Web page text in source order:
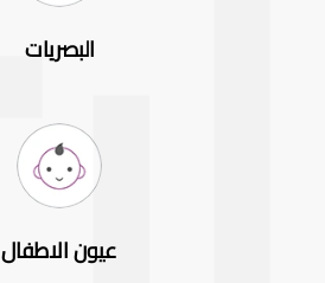
البصريات
عيون الاطفال